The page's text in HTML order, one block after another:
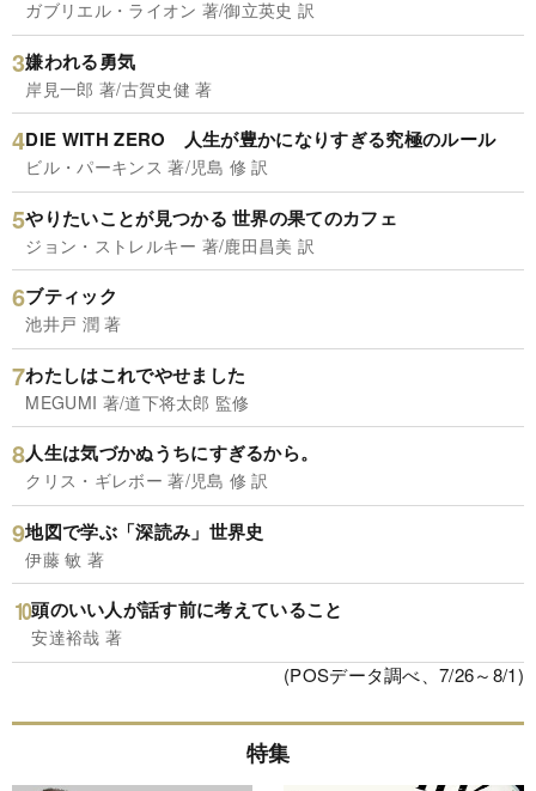
ガブリエル・ライオン 著/御立英史 訳
嫌われる勇気
岸見一郎 著/古賀史健 著
DIE WITH ZERO 人生が豊かになりすぎる究極のルール
ビル・パーキンス 著/児島 修 訳
やりたいことが見つかる 世界の果てのカフェ
ジョン・ストレルキー 著/鹿田昌美 訳
ブティック
池井戸 潤 著
わたしはこれでやせました
MEGUMI 著/道下将太郎 監修
人生は気づかぬうちにすぎるから。
クリス・ギレボー 著/児島 修 訳
地図で学ぶ「深読み」世界史
伊藤 敏 著
頭のいい人が話す前に考えていること
安達裕哉 著
(POSデータ調べ、7/26～8/1)
特集